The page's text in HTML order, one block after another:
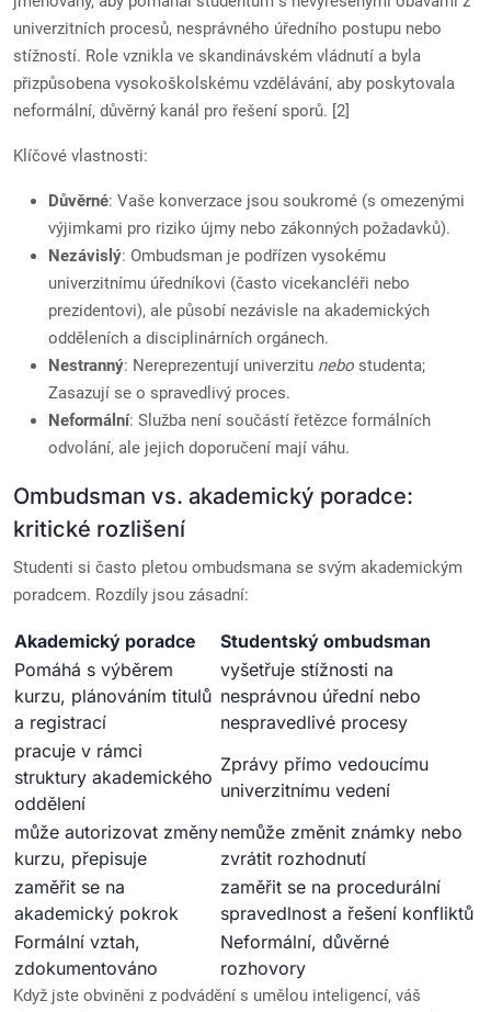
univerzitních procesů, nesprávného úředního postupu nebo
stížností. Role vznikla ve skandinávském vládnutí a byla
přizpůsobena vysokoškolskému vzdělávání, aby poskytovala
neformální, důvěrný kanál pro řešení sporů. [2]
Klíčové vlastnosti:
Důvěrné: Vaše konverzace jsou soukromé (s omezenými
výjimkami pro riziko újmy nebo zákonných požadavků).
Nezávislý: Ombudsman je podřízen vysokému
univerzitnímu úředníkovi (často vicekancléři nebo
prezidentovi), ale působí nezávisle na akademických
odděleních a disciplinárních orgánech.
Nestranný: Nereprezentují univerzitu nebo studenta;
Zasazují se o spravedlivý proces.
Neformální: Služba není součástí řetězce formálních
odvolání, ale jejich doporučení mají váhu.
Ombudsman vs. akademický poradce:
kritické rozlišení
Studenti si často pletou ombudsmana se svým akademickým
poradcem. Rozdíly jsou zásadní:
Akademický poradce
Studentský ombudsman
Pomáhá s výběrem
kurzu, plánováním titulů
a registrací
vyšetřuje stížnosti na
nesprávnou úřední nebo
nespravedlivé procesy
pracuje v rámci
struktury akademického
oddělení
Zprávy přímo vedoucímu
univerzitnímu vedení
může autorizovat změny
kurzu, přepisuje
nemůže změnit známky nebo
zvrátit rozhodnutí
zaměřit se na
akademický pokrok
zaměřit se na procedurální
spravedlnost a řešení konfliktů
Formální vztah,
zdokumentováno
Neformální, důvěrné
rozhovory
Když jste obviněni z podvádění s umělou inteligencí, váš